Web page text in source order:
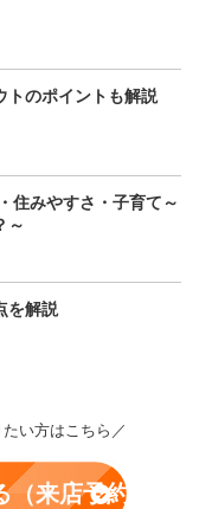
す。ぜひお気軽に
くりに関す
く知りたいという
さい。 「建てる
全域で家づくりを
。宮城県内イオン
トのポイントも解説
住みやすさ・子育て～
～
を解説
い方はこちら／
来店予約）